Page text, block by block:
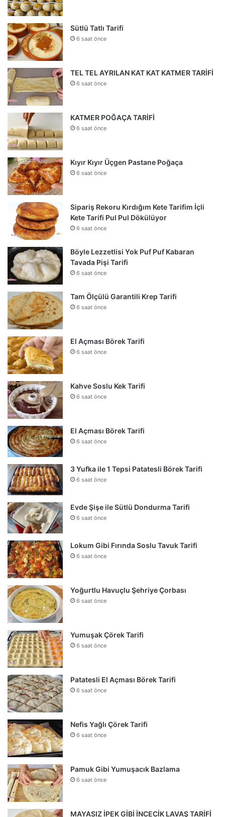
Sütlü Tatlı Tarifi
6 saat önce
TEL TEL AYRILAN KAT KAT KATMER TARİFİ
6 saat önce
KATMER POĞAÇA TARİFİ
6 saat önce
Kıyır Kıyır Üçgen Pastane Poğaça
6 saat önce
Sipariş Rekoru Kırdığım Kete Tarifim İçli
Kete Tarifi Pul Pul Dökülüyor
6 saat önce
Böyle Lezzetlisi Yok Puf Puf Kabaran
Tavada Pişi Tarifi
6 saat önce
Tam Ölçülü Garantili Krep Tarifi
6 saat önce
El Açması Börek Tarifi
6 saat önce
Kahve Soslu Kek Tarifi
6 saat önce
El Açması Börek Tarifi
6 saat önce
3 Yufka ile 1 Tepsi Patatesli Börek Tarifi
6 saat önce
Evde Şişe ile Sütlü Dondurma Tarifi
6 saat önce
Lokum Gibi Fırında Soslu Tavuk Tarifi
6 saat önce
Yoğurtlu Havuçlu Şehriye Çorbası
6 saat önce
Yumuşak Çörek Tarifi
6 saat önce
Patatesli El Açması Börek Tarifi
6 saat önce
Nefis Yağlı Çörek Tarifi
6 saat önce
Pamuk Gibi Yumuşacık Bazlama
6 saat önce
MAYASIZ İPEK GİBİ İNCECİK LAVAŞ TARİFİ